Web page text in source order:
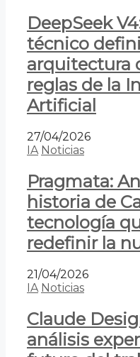
DeepSeek
técnico
arquitectura
reglas de la
Artificial
27/04/2026
IA Noticias
Pragmata:
historia de
tecnología
redefinir la
21/04/2026
IA Noticias
Claude
análisis